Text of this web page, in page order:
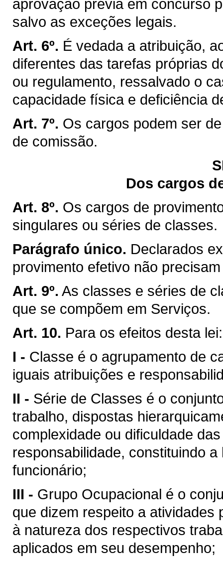
aprovação prévia em concurso
salvo as exceções legais.
Art. 6º. É vedada a atribuição,
diferentes das tarefas próprias
ou regulamento, ressalvado o
capacidade física e deficiência
Art. 7º. Os cargos podem ser
de comissão.
Dos cargos
Art. 8º. Os cargos de
singulares ou séries de classes.
Parágrafo único. Declarados
provimento efetivo não
Art. 9º. As classes e séries de
que se compõem em Serviços.
Art. 10. Para os efeitos desta lei:
I - Classe é o agrupamento de
iguais atribuições e
II - Série de Classes é o
trabalho, dispostas
complexidade ou dificuldade
responsabilidade, constituindo
funcionário;
III - Grupo Ocupacional é o
que dizem respeito a atividades
à natureza dos respectivos
aplicados em seu desempenho;